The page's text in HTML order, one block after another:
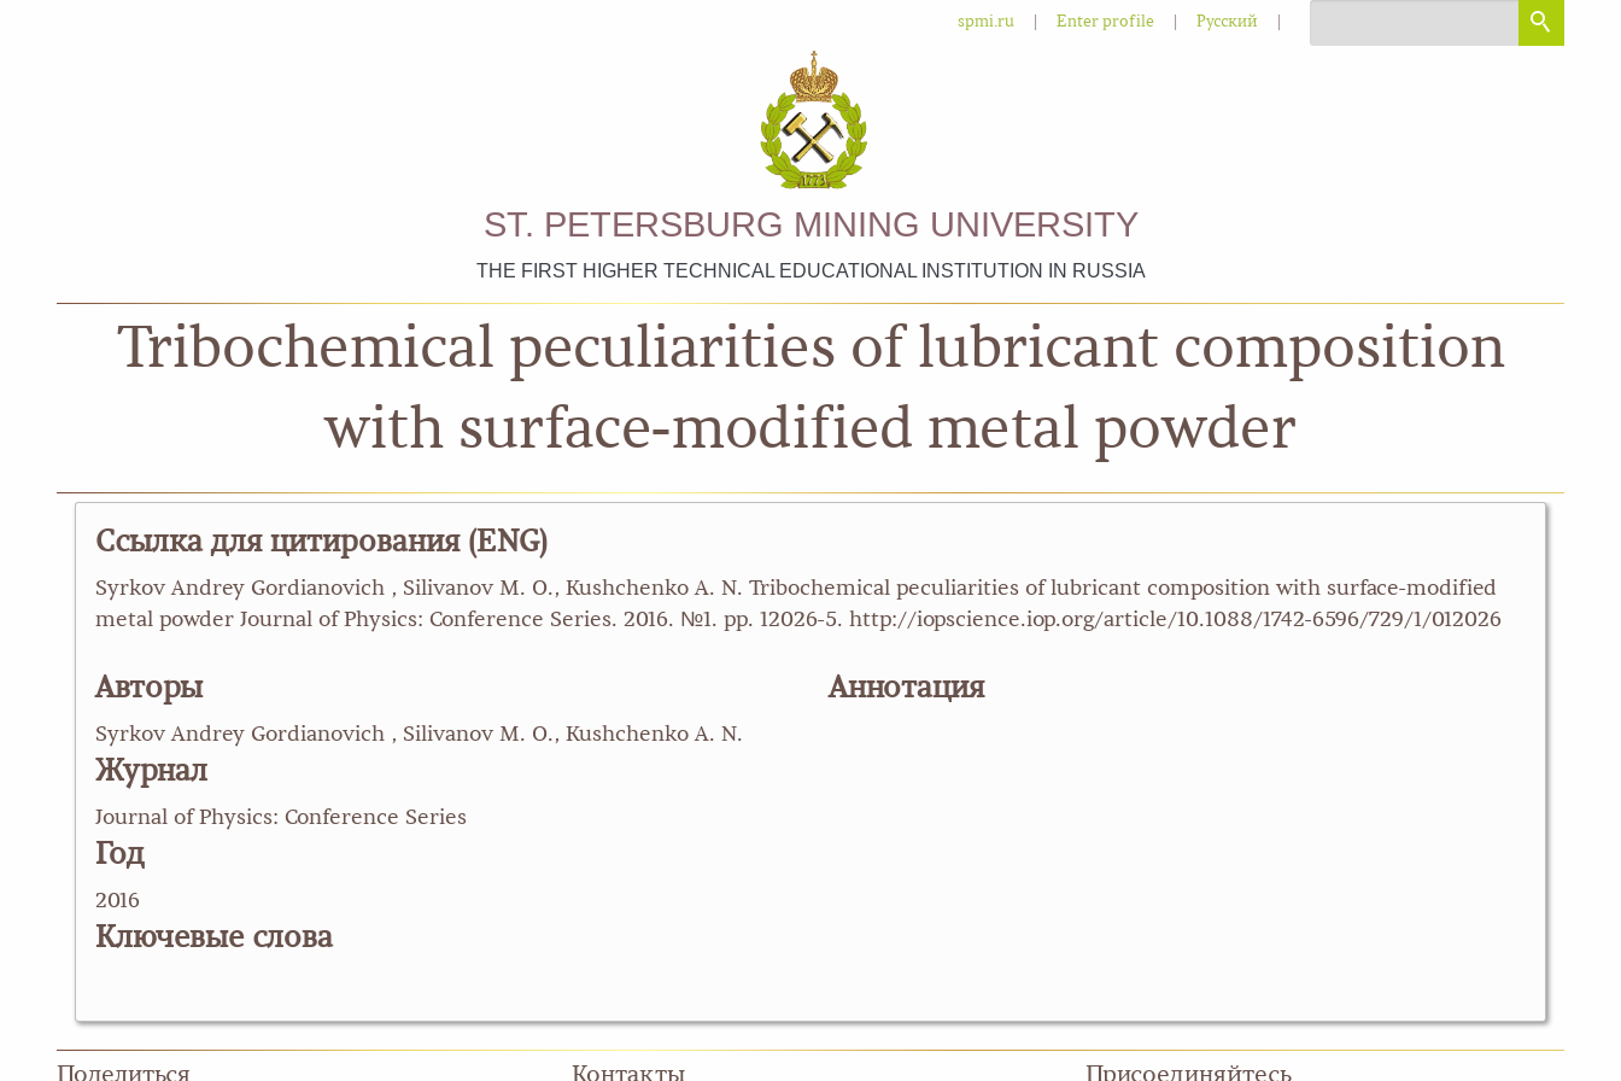
spmi.ru Enter profile Русский
ST. PETERSBURG MINING UNIVERSITY
THE FIRST HIGHER TECHNICAL EDUCATIONAL INSTITUTION IN RUSSIA
Tribochemical peculiarities of lubricant composition
with surface-modified metal powder
Ссылка для цитирования (ENG)
Syrkov Andrey Gordianovich , Silivanov M. O., Kushchenko A. N. Tribochemical peculiarities of lubricant composition with surface-modified
metal powder Journal of Physics: Conference Series. 2016. №1. pp. 12026-5. http://iopscience.iop.org/article/10.1088/1742-6596/729/1/012026
Авторы
Syrkov Andrey Gordianovich , Silivanov M. O., Kushchenko A. N.
Журнал
Journal of Physics: Conference Series
Год
2016
Ключевые слова
Аннотация